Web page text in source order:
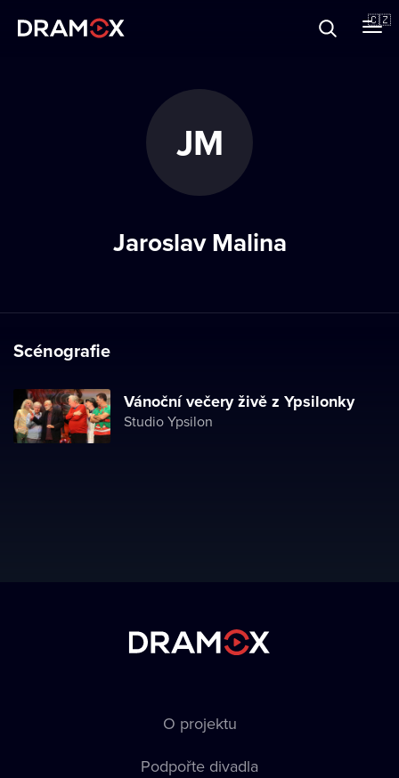
🇨🇿
JM
Jaroslav Malina
Scénografie
Vánoční večery živě z Ypsilonky
Studio Ypsilon
O projektu
Podpořte divadla